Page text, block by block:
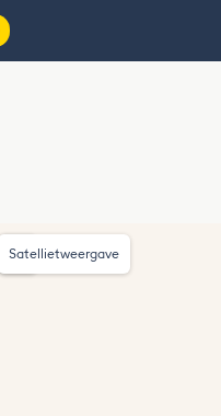
Satellietweergave